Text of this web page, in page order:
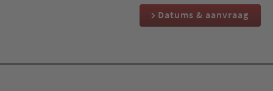
dag 2. Onze vriendelijke Engelssprekende reisleider verwelkomt
Datums & aanvraag